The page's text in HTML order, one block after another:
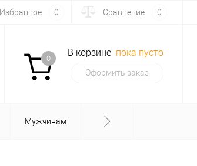
Избранное 0 Сравнение 0
0
В корзине пока пусто
Оформить заказ
Мужчинам